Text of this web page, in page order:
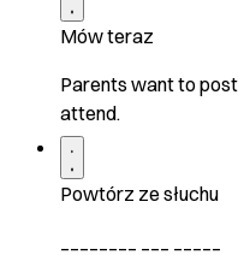
Mów teraz
Parents want to
attend.
Powtórz ze słuchu